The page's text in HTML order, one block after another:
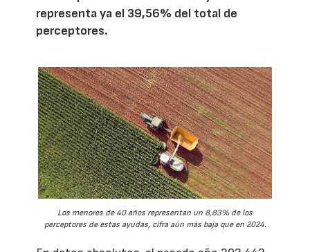
representa ya el 39,56% del total de
perceptores.
Los menores de 40 años representan un 8,83% de los
perceptores de estas ayudas, cifra aún más baja que en 2024.